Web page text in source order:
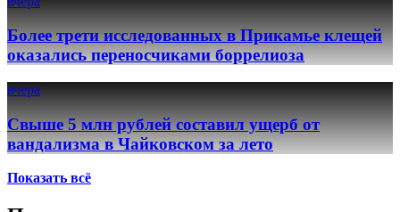
Более трети исследованных в Прикамье клещей
оказались переносчиками боррелиоза
вчера
Свыше 5 млн рублей составил ущерб от
вандализма в Чайковском за лето
Показать всё